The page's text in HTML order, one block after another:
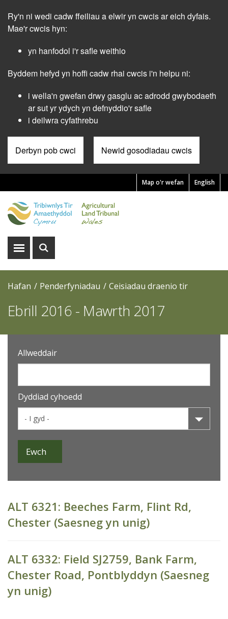
main
Ry'n ni wedi cadw ffeiliau a elwir yn cwcis ar eich dyfais.
Mae'r cwcis hyn:
yn hanfodol i'r safle weithio
Byddem hefyd yn hoffi cadw rhai cwcis i'n helpu ni:
i wella'n gwefan drwy gasglu ac adrodd gwybodaeth
ar sut yr ydych yn defnyddio'r safle
i deilwra cyfathrebu
Derbyn pob cwci Newid gosodiadau cwcis
English
Pre
Header
Menu
Map o'r wefan
DangosDangos
Hafan Penderfyniadau Ceisiadau draenio tir
Ebrill 2016 - Mawrth 2017
Allweddair
Dyddiad cyhoedd
ALT 6321: Beeches Farm, Flint Rd,
Chester (Saesneg yn unig)
ALT 6332: Field SJ2759, Bank Farm,
Chester Road, Pontblyddyn (Saesneg
yn unig)